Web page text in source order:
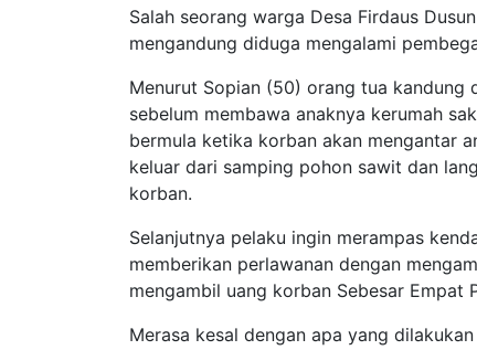
Salah seorang warga Desa Firdaus
mengandung diduga mengalami
Menurut Sopian (50) orang tua
sebelum membawa anaknya kerumah
bermula ketika korban akan mengantar
keluar dari samping pohon sawit dan
korban.
Selanjutnya pelaku ingin merampas
memberikan perlawanan dengan
mengambil uang korban Sebesar Empat
Merasa kesal dengan apa yang